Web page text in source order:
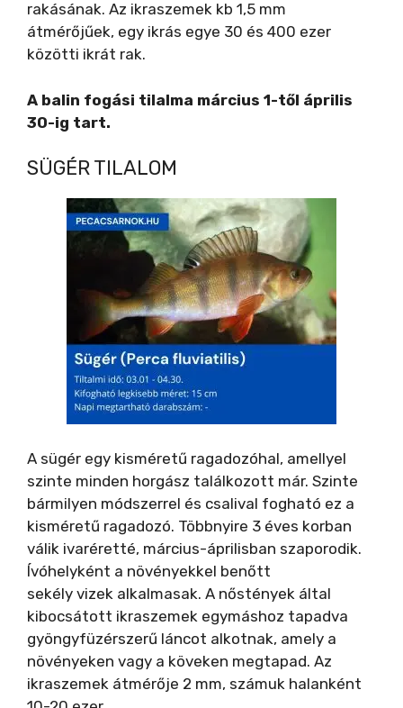
d
rakásának. Az ikraszemek kb 1,5 mm
átmérőjűek, egy ikrás egye 30 és 400 ezer
közötti ikrát rak.
A balin fogási tilalma március 1-től április
30-ig tart.
SÜGÉR TILALOM
A sügér egy kisméretű ragadozóhal, amellyel
szinte minden horgász találkozott már. Szinte
bármilyen módszerrel és csalival fogható ez a
kisméretű ragadozó. Többnyire 3 éves korban
válik ivaréretté, március-áprilisban szaporodik.
Ívóhelyként a növényekkel benőtt
sekély vizek alkalmasak. A nőstények által
kibocsátott ikraszemek egymáshoz tapadva
gyöngyfüzérszerű láncot alkotnak, amely a
növényeken vagy a köveken megtapad. Az
ikraszemek átmérője 2 mm, számuk halanként